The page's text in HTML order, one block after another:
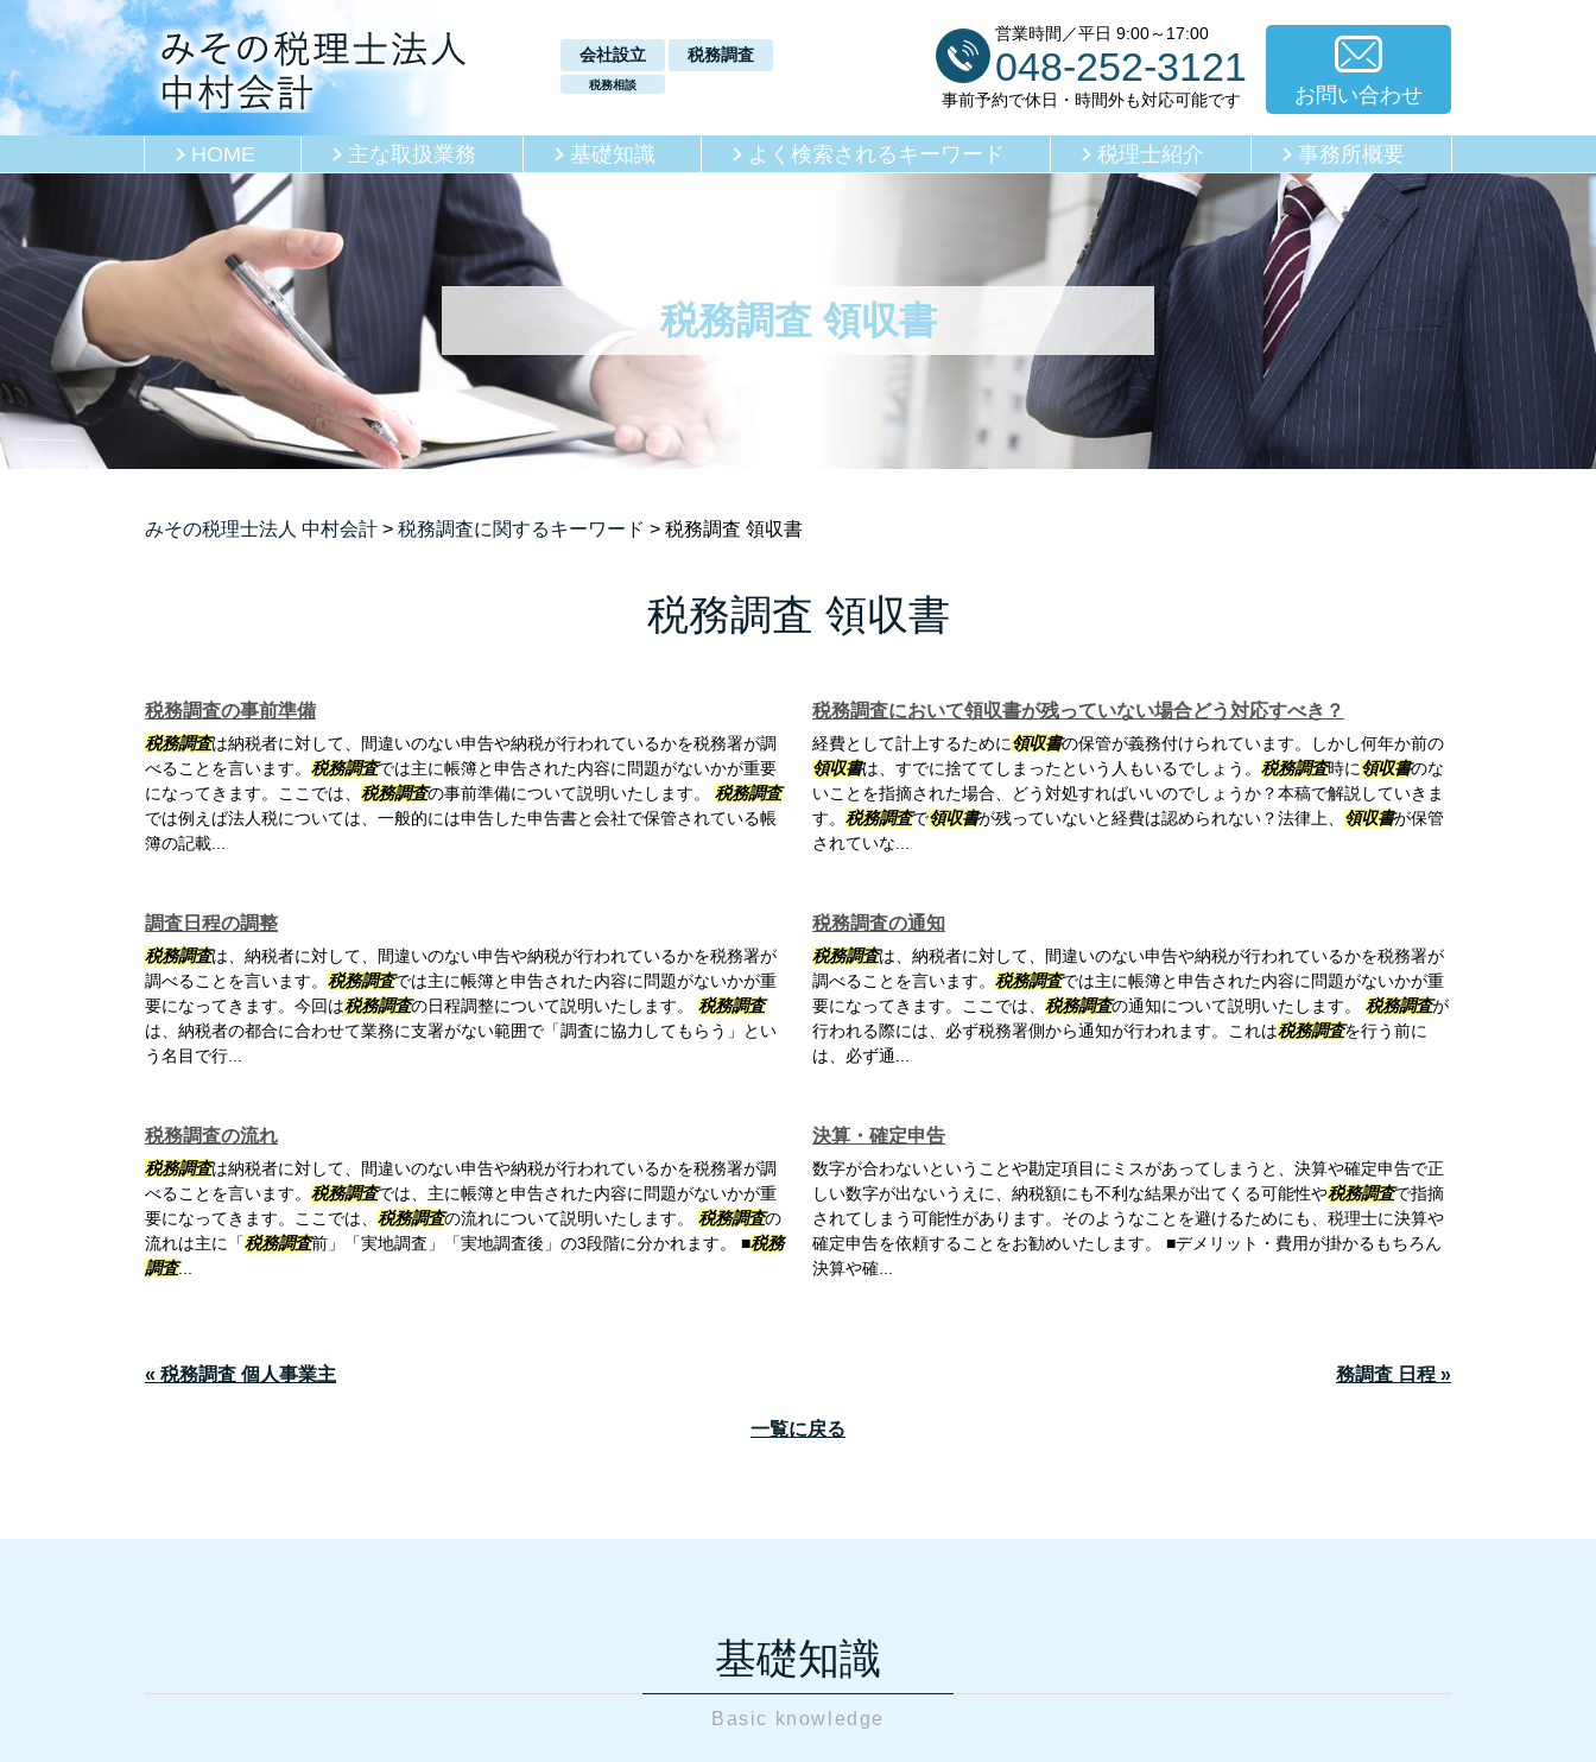
税務調査 領収書
会社設立 税務調査
税務相談
営業時間／平日 9:00～17:00
048-252-3121
事前予約で休日・時間外も対応可能です お問い合わせ
HOME 主な取扱業務 基礎知識 よく検索されるキーワード 税理士紹介 事務所概要
みその税理士法人 中村会計 > 税務調査に関するキーワード > 税務調査 領収書
税務調査 領収書
税務調査の事前準備
税務調査は納税者に対して、間違いのない申告や納税が行われているかを税務署が調
べることを言います。 税務調査では主に帳簿と申告された内容に問題がないかが重要
になってきます。ここでは、 税務調査の事前準備について説明いたします。 税務調査
では例えば法人税については、一般的には申告した申告書と会社で保管されている帳
簿の記載...
税務調査において領収書が残っていない場合どう対応すべき？
経費として計上するために領収書の保管が義務付けられています。しかし何年か前の
領収書は、すでに捨ててしまったという人もいるでしょう。 税務調査時に領収書のな
いことを指摘された場合、どう対処すればいいのでしょうか？本稿で解説していきま
す。 税務調査で領収書が残っていないと経費は認められない？法律上、 領収書が保管
されていな...
調査日程の調整
税務調査は、納税者に対して、間違いのない申告や納税が行われているかを税務署が
調べることを言います。 税務調査では主に帳簿と申告された内容に問題がないかが重
要になってきます。今回は税務調査の日程調整について説明いたします。 税務調査
は、納税者の都合に合わせて業務に支署がない範囲で「調査に協力してもらう」とい
う名目で行...
税務調査の通知
税務調査は、納税者に対して、間違いのない申告や納税が行われているかを税務署が
調べることを言います。 税務調査では主に帳簿と申告された内容に問題がないかが重
要になってきます。ここでは、 税務調査の通知について説明いたします。 税務調査が
行われる際には、必ず税務署側から通知が行われます。これは税務調査を行う前に
は、必ず通...
税務調査の流れ
税務調査は納税者に対して、間違いのない申告や納税が行われているかを税務署が調
べることを言います。 税務調査では、主に帳簿と申告された内容に問題がないかが重
要になってきます。ここでは、 税務調査の流れについて説明いたします。 税務調査の
流れは主に「税務調査前」「実地調査」「実地調査後」の3段階に分かれます。 ■税務
調査...
決算・確定申告
数字が合わないということや勘定項目にミスがあってしまうと、決算や確定申告で正
しい数字が出ないうえに、納税額にも不利な結果が出てくる可能性や税務調査で指摘
されてしまう可能性があります。そのようなことを避けるためにも、税理士に決算や
確定申告を依頼することをお勧めいたします。 ■デメリット・費用が掛かるもちろん
決算や確...
« 税務調査 個人事業主 務調査 日程 »
一覧に戻る
基礎知識
Basic knowledge